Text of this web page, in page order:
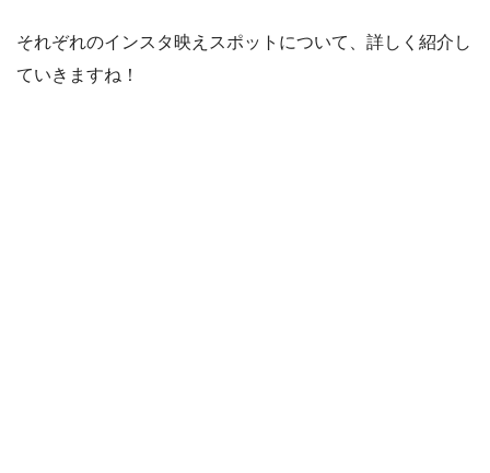
それぞれのインスタ映えスポットについて、詳しく紹介し
ていきますね！